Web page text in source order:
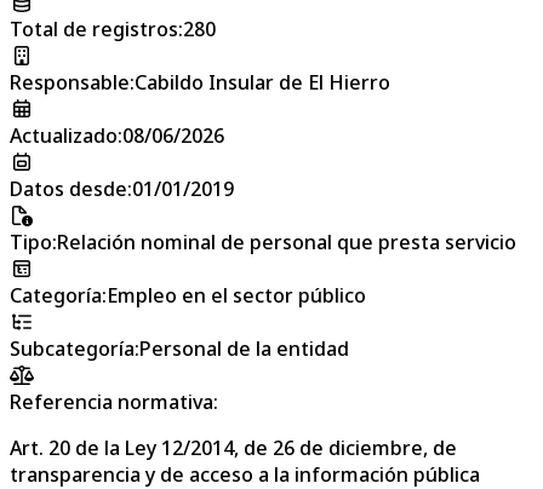
Total de registros:280
Responsable:Cabildo Insular de El Hierro
Actualizado:08/06/2026
Datos desde:01/01/2019
Tipo:Relación nominal de personal que presta servicio
Categoría:Empleo en el sector público
Subcategoría:Personal de la entidad
Referencia normativa:
Art. 20 de la Ley 12/2014, de 26 de diciembre, de
transparencia y de acceso a la información pública